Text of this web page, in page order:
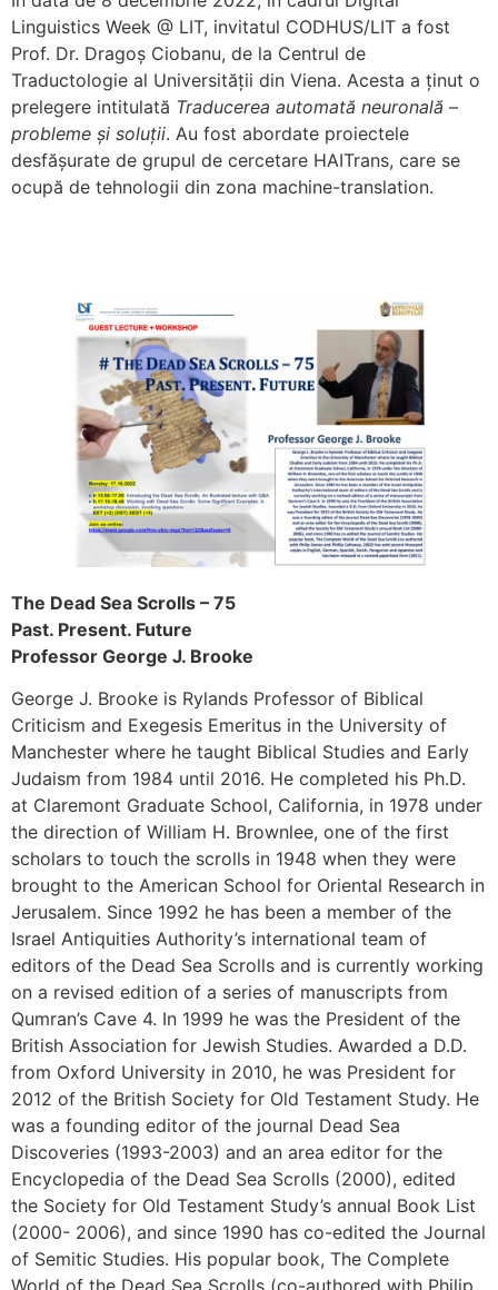
Linguistics Week @ LIT, invitatul CODHUS/LIT a fost
Prof. Dr. Dragoș Ciobanu, de la Centrul de
Traductologie al Universității din Viena. Acesta a ținut o
prelegere intitulată Traducerea automată neuronală –
probleme și soluții. Au fost abordate proiectele
desfășurate de grupul de cercetare HAITrans, care se
ocupă de tehnologii din zona machine-translation.
The Dead Sea Scrolls – 75
Past. Present. Future
Professor George J. Brooke
George J. Brooke is Rylands Professor of Biblical
Criticism and Exegesis Emeritus in the University of
Manchester where he taught Biblical Studies and Early
Judaism from 1984 until 2016. He completed his Ph.D.
at Claremont Graduate School, California, in 1978 under
the direction of William H. Brownlee, one of the first
scholars to touch the scrolls in 1948 when they were
brought to the American School for Oriental Research in
Jerusalem. Since 1992 he has been a member of the
Israel Antiquities Authority’s international team of
editors of the Dead Sea Scrolls and is currently working
on a revised edition of a series of manuscripts from
Qumran’s Cave 4. In 1999 he was the President of the
British Association for Jewish Studies. Awarded a D.D.
from Oxford University in 2010, he was President for
2012 of the British Society for Old Testament Study. He
was a founding editor of the journal Dead Sea
Discoveries (1993-2003) and an area editor for the
Encyclopedia of the Dead Sea Scrolls (2000), edited
the Society for Old Testament Study’s annual Book List
(2000- 2006), and since 1990 has co-edited the Journal
of Semitic Studies. His popular book, The Complete